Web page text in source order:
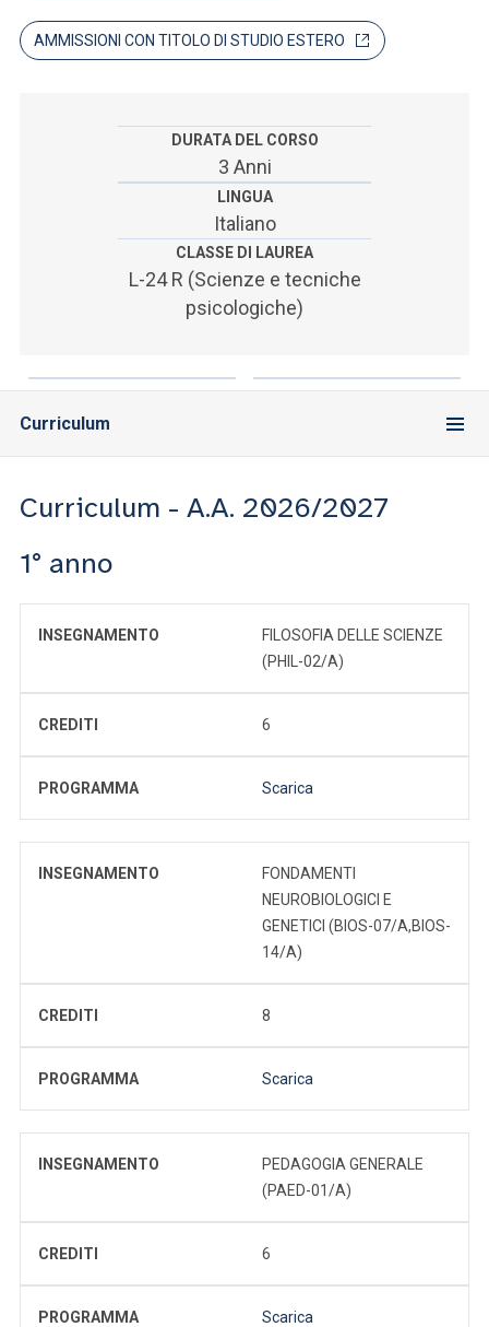
SEI UN DOCENTE O UN MEMBRO DELLO STAFF
AMMISSIONI CON TITOLO DI STUDIO ESTERO
DURATA DEL CORSO
3 Anni
LINGUA
Italiano
CLASSE DI LAUREA
L-24 R (Scienze e tecniche
psicologiche)
Curriculum
Curriculum - A.A. 2026/2027
1° anno
INSEGNAMENTO
FILOSOFIA DELLE SCIENZE
(PHIL-02/A)
CREDITI 6
PROGRAMMA Scarica
INSEGNAMENTO
FONDAMENTI
NEUROBIOLOGICI E
GENETICI (BIOS-07/A,BIOS-
14/A)
CREDITI 8
PROGRAMMA Scarica
INSEGNAMENTO
PEDAGOGIA GENERALE
(PAED-01/A)
CREDITI 6
PROGRAMMA Scarica